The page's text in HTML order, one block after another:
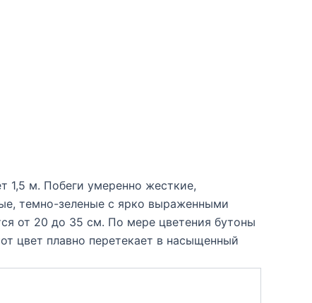
1,5 м. Побеги умеренно жесткие,
темно-зеленые с ярко выраженными
от 20 до 35 см. По мере цветения бутоны
цвет плавно перетекает в насыщенный